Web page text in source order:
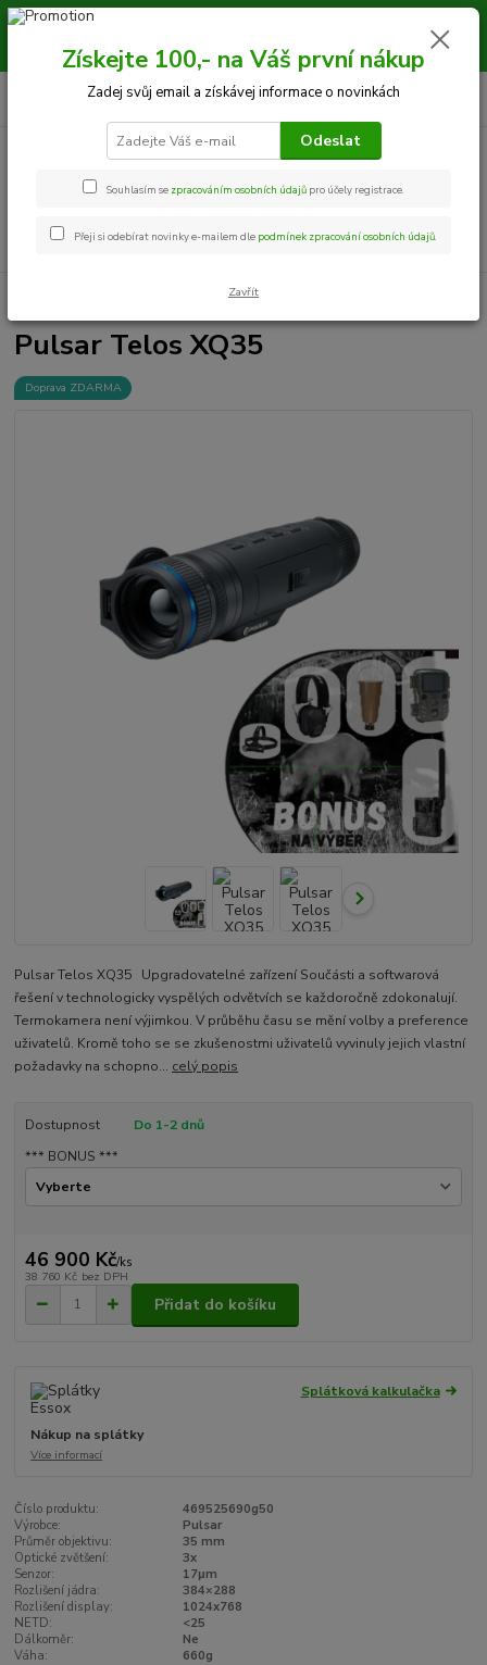
Milí zákazníci, kamarádi, objednávky vytvořené od 10.8 - 19.8.2026
budou expedovány 20.8.2026 z důvodu celofiremní dovolené. LOVU
ZDAR JMFshop.cz
CZK
Hledat
+420 534 534 863
Pulsar Telos XQ35
Pulsar Telos XQ35
Doprava ZDARMA
Pulsar Telos XQ35 Upgradovatelné zařízení Součásti a softwarová
řešení v technologicky vyspělých odvětvích se každoročně zdokonalují.
Termokamera není výjimkou. V průběhu času se mění volby a preference
uživatelů. Kromě toho se se zkušenostmi uživatelů vyvinuly jejich vlastní
požadavky na schopno... celý popis
Dostupnost
Do 1-2 dnů
*** BONUS ***
46 900 Kč/ks
38 760 Kč bez DPH
Přidat do košíku
Splátková kalkulačka
Nákup na splátky
Více informací
Číslo produktu:
469525690g50
Výrobce:
Pulsar
Průměr objektivu:
35 mm
Optické zvětšení:
3x
Senzor:
17μm
Rozlišení jádra:
384×288
Rozlišení display:
1024x768
NETD:
<25
Dálkoměr:
Ne
Váha:
660g
Získejte 100,- na Váš první nákup
Zadej svůj email a získávej informace o novinkách
Odeslat
Souhlasím se zpracováním osobních údajů pro účely registrace.
Přeji si odebírat novinky e-mailem dle podmínek zpracování osobních údajů.
Zavřít